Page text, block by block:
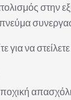
στην
για να